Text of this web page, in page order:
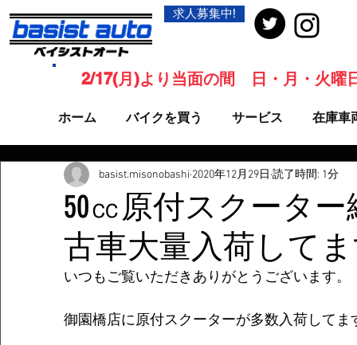
求人募集中!
ホーム バイクを買う サービス 在庫車
2/17(月)より当面の間 日・月・火曜
50㏄原付スクータ
古車大量入荷して
basist.misonobashi 2020年12月29日 読了時間: 1分
いつもご覧いただきありがとうございます。
御園橋店に原付スクーターが多数入荷してま